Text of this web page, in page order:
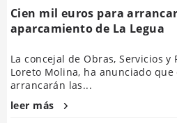
Cien mil euros para
aparcamiento de La Legua
La concejal de Obras, Servicios y
Loreto Molina, ha anunciado que
arrancarán las...
leer más